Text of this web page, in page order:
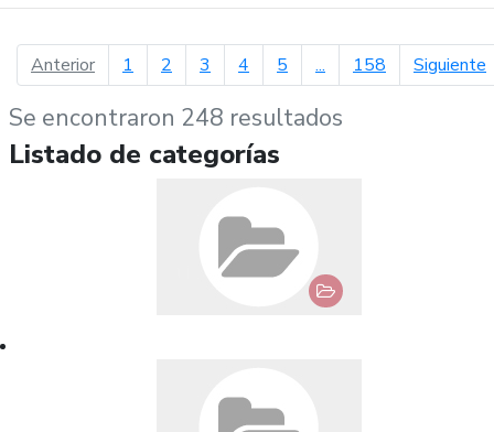
Anteriorpágina anterior
1 2 3 4 5 ... 158 Siguiente
Se encontraron 248 resultados
Listado de categorías